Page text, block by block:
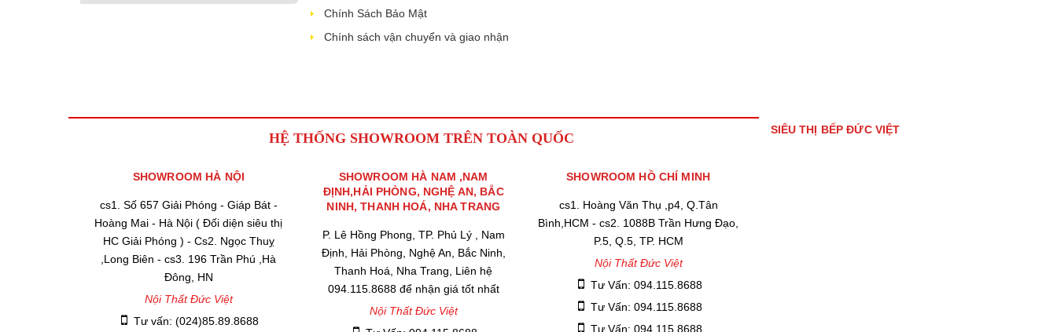
Chính Sách Bảo Mật
Chính sách vận chuyển và giao nhận
HỆ THỐNG SHOWROOM TRÊN TOÀN QUỐC
SHOWROOM HÀ NỘI
cs1. Số 657 Giải Phóng - Giáp Bát -
Hoàng Mai - Hà Nội ( Đối diện siêu thị
HC Giải Phóng ) - Cs2. Ngọc Thuỵ
,Long Biên - cs3. 196 Trần Phú ,Hà
Đông, HN
Nội Thất Đức Việt
Tư vấn: (024)85.89.8688
SHOWROOM HÀ NAM ,NAM
ĐỊNH,HẢI PHÒNG, NGHỆ AN, BẮC
NINH, THANH HOÁ, NHA TRANG
P. Lê Hồng Phong, TP. Phủ Lý , Nam
Định, Hải Phòng, Nghệ An, Bắc Ninh,
Thanh Hoá, Nha Trang, Liên hệ
094.115.8688 để nhận giá tốt nhất
Nội Thất Đức Việt
SHOWROOM HỒ CHÍ MINH
cs1. Hoàng Văn Thụ ,p4, Q.Tân
Bình,HCM - cs2. 1088B Trần Hưng Đạo,
P.5, Q.5, TP. HCM
Nội Thất Đức Việt
Tư Vấn: 094.115.8688
Tư Vấn: 094.115.8688
Tư Vấn: 094.115.8688
SIÊU THỊ BẾP ĐỨC VIỆT